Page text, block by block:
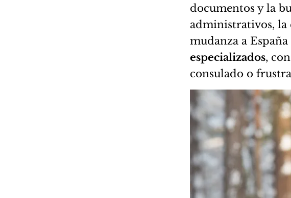
documentos y la
administrativos, la
mudanza a
especializados,
consulado o